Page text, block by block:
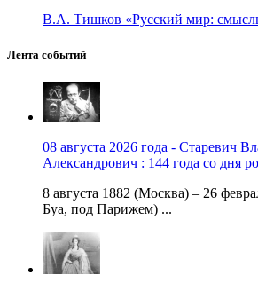
В.А. Тишков «Русский мир:
Лента событий
08 августа 2026 года - Старевич
Александрович : 144 года со дня
8 августа 1882 (Москва) – 26
Буа, под Парижем) ...